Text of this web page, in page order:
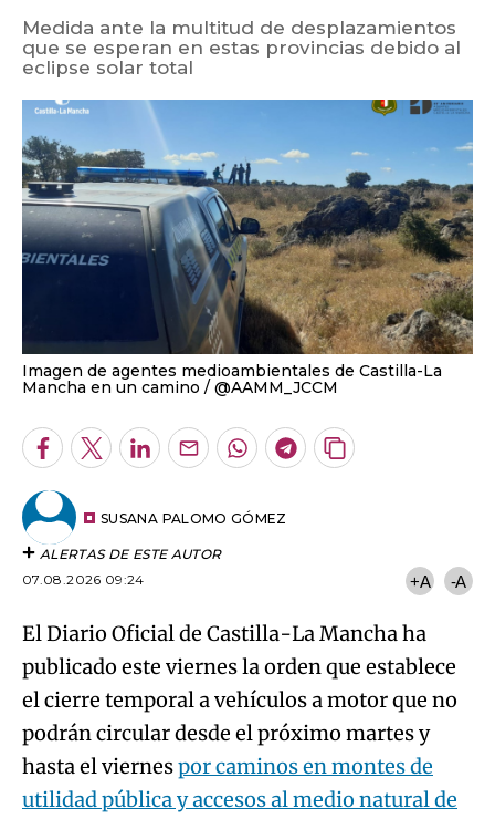
Medida ante la multitud de desplazamientos
que se esperan en estas provincias debido al
eclipse solar total
Imagen de agentes medioambientales de Castilla-La
Mancha en un camino
@AAMM_JCCM
Facebook
TwitterLinkedInEnviarWhatsapp
Telegram
Copiar
SUSANA PALOMO GÓMEZ
ALERTAS DE ESTE AUTOR
07.08.2026 09:24
+A -A
El Diario Oficial de Castilla-La Mancha ha
publicado este viernes la orden que establece
el cierre temporal a vehículos a motor que no
podrán circular desde el próximo martes y
hasta el viernespor caminos en montes de
utilidad pública y accesos al medio natural de